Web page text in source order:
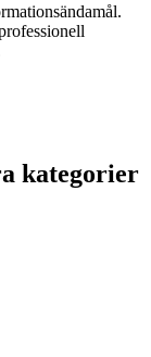
kategorier